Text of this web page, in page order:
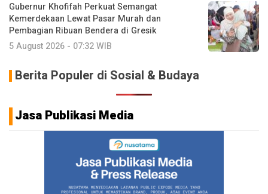
Gubernur Khofifah Perkuat Semangat
Kemerdekaan Lewat Pasar Murah dan
Pembagian Ribuan Bendera di Gresik
5 August 2026 - 07:32 WIB
Berita Populer di Sosial & Budaya
Jasa Publikasi Media